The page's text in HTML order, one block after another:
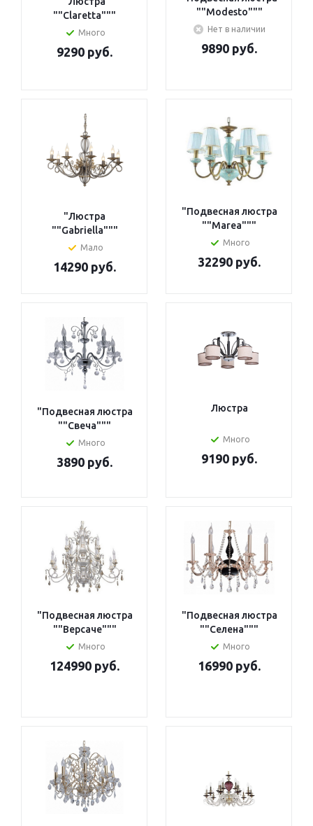
""Claretta"""
Много
9290 руб.
""Modesto"""
Нет в наличии
9890 руб.
"Люстра
""Gabriella"""
Мало
14290 руб.
"Подвесная люстра
""Marea"""
Много
32290 руб.
"Подвесная люстра
""Свеча"""
Много
3890 руб.
Люстра
Много
9190 руб.
"Подвесная люстра
""Версаче"""
Много
124990 руб.
"Подвесная люстра
""Селена"""
Много
16990 руб.